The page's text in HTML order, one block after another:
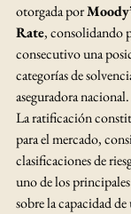
otorgada por
Rate, consolidando
consecutivo una
categorías de
aseguradora nacional.
La ratificación
para el mercado,
clasificaciones de
uno de los
sobre la capacidad